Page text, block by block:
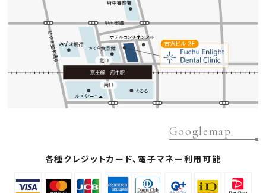
Googlemap
各種クレジットカード、電子マネー利用可能